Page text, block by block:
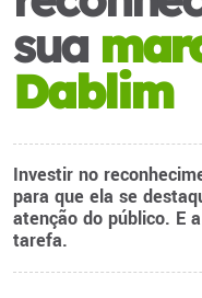
sua
Dablim
Investir no
para que ela se
atenção do público. E
tarefa.